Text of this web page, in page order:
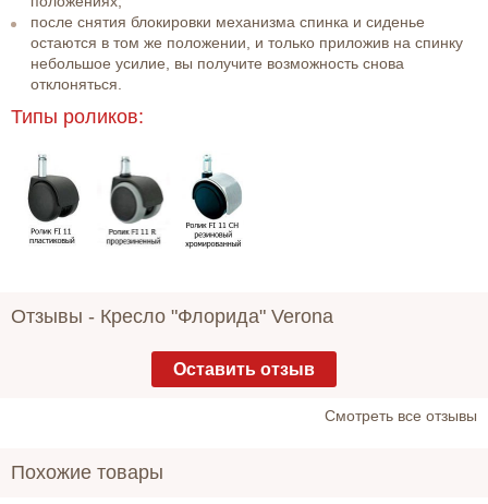
после снятия блокировки механизма спинка и сиденье
остаются в том же положении, и только приложив на спинку
небольшое усилие, вы получите возможность снова
отклоняться.
Типы роликов:
Отзывы - Кресло "Флорида" Verona
Оставить отзыв
Cмотреть все отзывы
Похожие товары